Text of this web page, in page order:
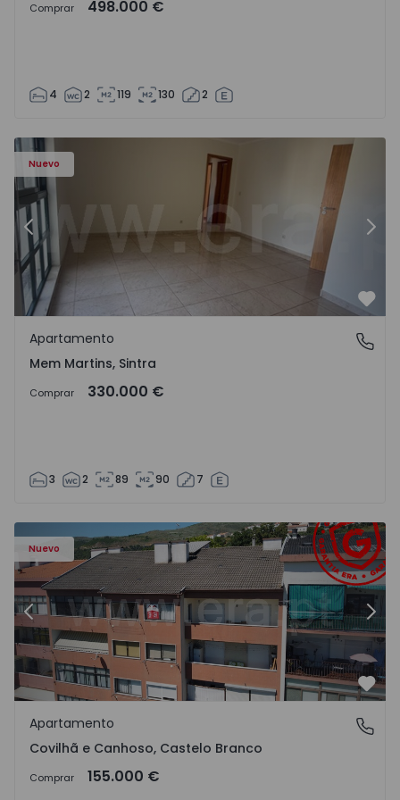
Comprar 498.000 €
4 2 119 130 2
Nuevo
- 15
Apartamento T3 Sintra, Algueirão-Mem Martins -
Anterior
Mem Martins, Sintra
Apartamento
Mem Martins, Sintra
Comprar 330.000 €
3 2 89 90 7
Nuevo
- 18
Apartamento T2 Covilhã, Covilhã e Canhoso - 1497806 -
Anterior
Covilhã e Canhoso, Castelo Branco
Apartamento
Covilhã e Canhoso, Castelo Branco
Comprar 155.000 €